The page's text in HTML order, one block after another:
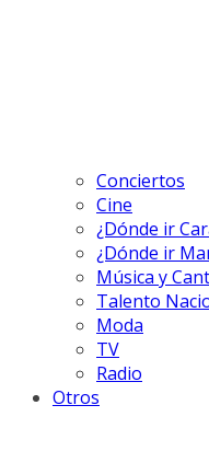
Conciertos
Cine
¿Dónde ir
¿Dónde ir
Música y
Talento
Moda
TV
Radio
Otros